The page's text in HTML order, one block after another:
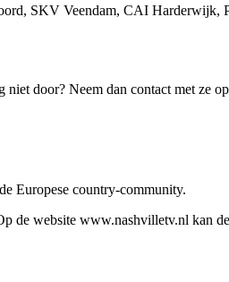
SKV Veendam, CAI
door? Neem dan contact met ze
Europese country-community.
de website www.nashvilletv.nl kan